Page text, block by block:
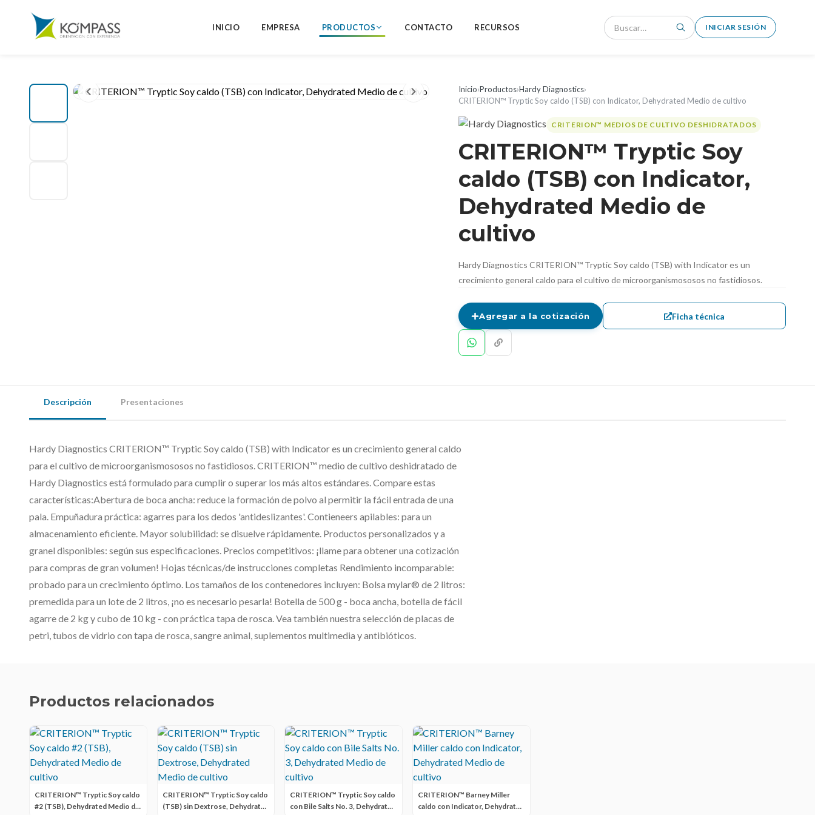
INICIO EMPRESA PRODUCTOS CONTACTO RECURSOS INICIAR SESIÓN
Inicio›Productos›Hardy Diagnostics›
CRITERION™ Tryptic Soy caldo (TSB) con Indicator, Dehydrated Medio de cultivo
CRITERION™ MEDIOS DE CULTIVO DESHIDRATADOS
CRITERION™ Tryptic Soy
caldo (TSB) con Indicator,
Dehydrated Medio de
cultivo
Hardy Diagnostics CRITERION™ Tryptic Soy caldo (TSB) with Indicator es un
crecimiento general caldo para el cultivo de microorganismososos no fastidiosos.
Agregar a la cotización Ficha técnica
Descripción Presentaciones
Hardy Diagnostics CRITERION™ Tryptic Soy caldo (TSB) with Indicator es un crecimiento general caldo
para el cultivo de microorganismososos no fastidiosos. CRITERION™ medio de cultivo deshidratado de
Hardy Diagnostics está formulado para cumplir o superar los más altos estándares. Compare estas
características:Abertura de boca ancha: reduce la formación de polvo al permitir la fácil entrada de una
pala. Empuñadura práctica: agarres para los dedos 'antideslizantes'. Contieneers apilables: para un
almacenamiento eficiente. Mayor solubilidad: se disuelve rápidamente. Productos personalizados y a
granel disponibles: según sus especificaciones. Precios competitivos: ¡llame para obtener una cotización
para compras de gran volumen! Hojas técnicas/de instrucciones completas Rendimiento incomparable:
probado para un crecimiento óptimo. Los tamaños de los contenedores incluyen: Bolsa mylar® de 2 litros:
premedida para un lote de 2 litros, ¡no es necesario pesarla! Botella de 500 g - boca ancha, botella de fácil
agarre de 2 kg y cubo de 10 kg - con práctica tapa de rosca. Vea también nuestra selección de placas de
petri, tubos de vidrio con tapa de rosca, sangre animal, suplementos multimedia y antibióticos.
Productos relacionados
CRITERION™ Tryptic Soy caldo
#2 (TSB), Dehydrated Medio de
CRITERION™ Tryptic Soy caldo
(TSB) sin Dextrose, Dehydrated
CRITERION™ Tryptic Soy caldo
con Bile Salts No. 3, Dehydrated
CRITERION™ Barney Miller
caldo con Indicator, Dehydrated